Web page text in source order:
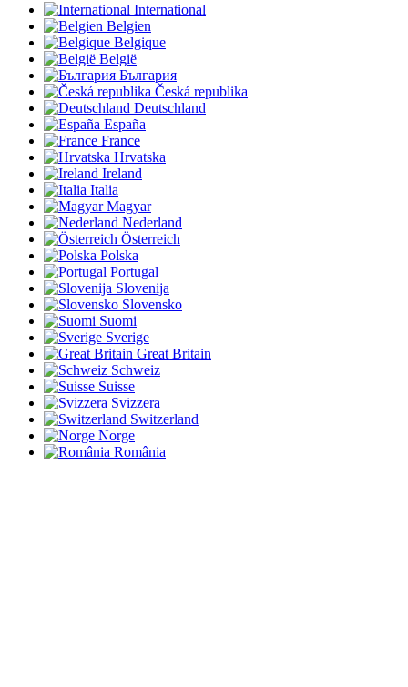
International
Belgien
Belgique
België
България
Česká republika
Deutschland
España
France
Hrvatska
Ireland
Italia
Magyar
Nederland
Österreich
Polska
Portugal
Slovenija
Slovensko
Suomi
Sverige
Great Britain
Schweiz
Suisse
Svizzera
Switzerland
Norge
România